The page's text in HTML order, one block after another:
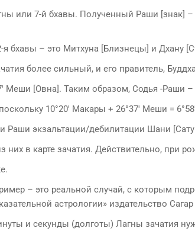
или 7-й бхавы. Полученный Раши [знак]
я бхавы – это Митхуна [Близнецы] и Дхану
более сильный, и его правитель,
Меши [Овна]. Таким образом, Содья -Раши –
10°20′ Макары + 26°37′ Меши =
Раши экзальтации/дебилитации Шани
них в карте зачатия. Действительно, при
– это реальной случай, с которым
астрологии» издательство
и секунды (долготы) Лагны зачатия